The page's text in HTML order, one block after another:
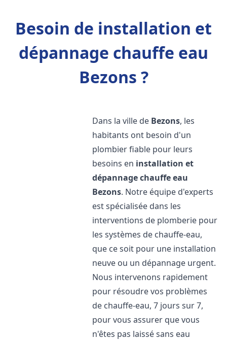
Besoin de installation et
dépannage chauffe eau
Bezons ?
Dans la ville de Bezons, les
habitants ont besoin d'un
plombier fiable pour leurs
besoins en installation et
dépannage chauffe eau
Bezons. Notre équipe d'experts
est spécialisée dans les
interventions de plomberie pour
les systèmes de chauffe-eau,
que ce soit pour une installation
neuve ou un dépannage urgent.
Nous intervenons rapidement
pour résoudre vos problèmes
de chauffe-eau, 7 jours sur 7,
pour vous assurer que vous
n'êtes pas laissé sans eau